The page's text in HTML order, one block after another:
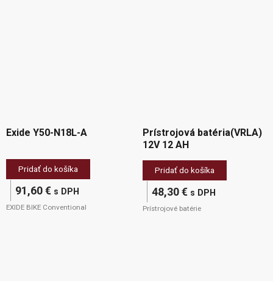
Exide Y50-N18L-A
Pridať do košíka
91,60€ s DPH
EXIDE BIKE Conventional
Prístrojová batéria(VRLA)
12V 12 AH
Pridať do košíka
48,30€ s DPH
Prístrojové batérie